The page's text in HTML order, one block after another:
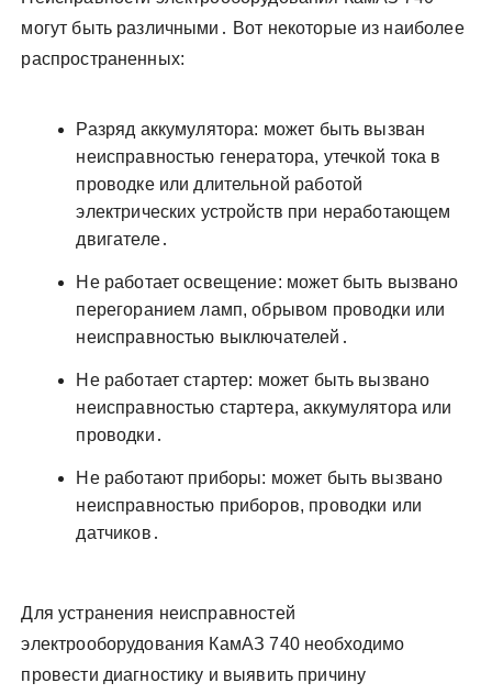
могут быть различными․ Вот некоторые из наиболее
распространенных:
Разряд аккумулятора: может быть вызван
неисправностью генератора, утечкой тока в
проводке или длительной работой
электрических устройств при неработающем
двигателе․
Не работает освещение: может быть вызвано
перегоранием ламп, обрывом проводки или
неисправностью выключателей․
Не работает стартер: может быть вызвано
неисправностью стартера, аккумулятора или
проводки․
Не работают приборы: может быть вызвано
неисправностью приборов, проводки или
датчиков․
Для устранения неисправностей
электрооборудования КамАЗ 740 необходимо
провести диагностику и выявить причину